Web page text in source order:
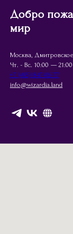
Добро
мир
Москва,
Чт. - Вс. 10:00 — 21:00
+7 (495) 847-06-77
info@wizardia.land